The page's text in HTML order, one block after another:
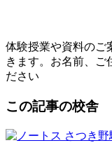
体験授業や資料のご
きます。お名前、ご
ださい
この記事の校舎